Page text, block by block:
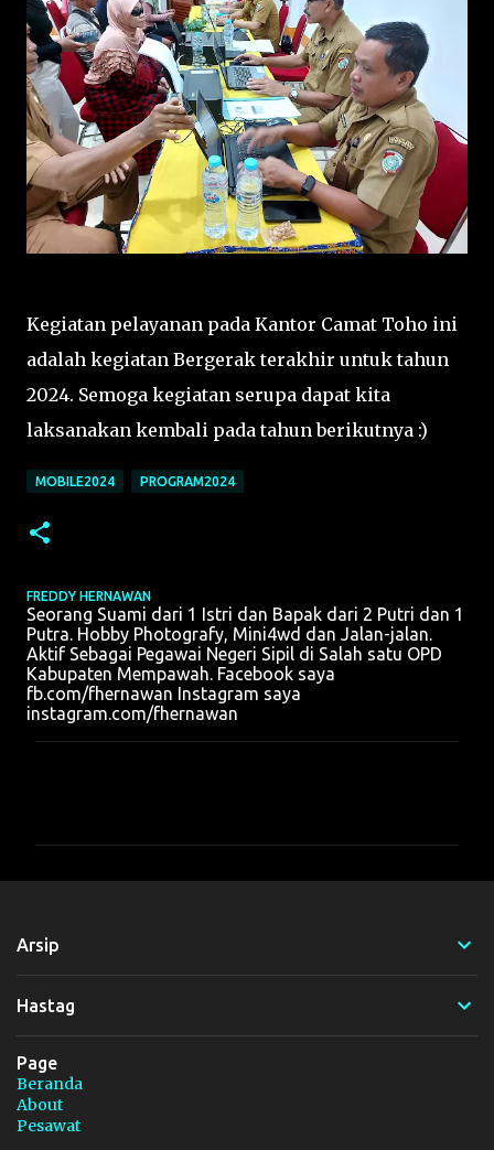
Kegiatan pelayanan pada Kantor Camat Toho ini
adalah kegiatan Bergerak terakhir untuk tahun
2024. Semoga kegiatan serupa dapat kita
laksanakan kembali pada tahun berikutnya :)
MOBILE2024 PROGRAM2024
FREDDY HERNAWAN
Seorang Suami dari 1 Istri dan Bapak dari 2 Putri dan 1
Putra. Hobby Photografy, Mini4wd dan Jalan-jalan.
Aktif Sebagai Pegawai Negeri Sipil di Salah satu OPD
Kabupaten Mempawah. Facebook saya
fb.com/fhernawan Instagram saya
instagram.com/fhernawan
Arsip
Hastag
Page
Beranda
About
Pesawat